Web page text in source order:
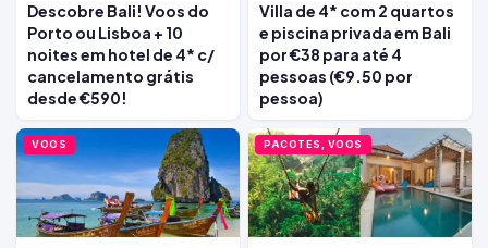
Descobre Bali! Voos do
Porto ou Lisboa + 10
noites em hotel de 4* c/
cancelamento grátis
desde €590!
Villa de 4* com 2 quartos
e piscina privada em Bali
por €38 para até 4
pessoas (€9.50 por
pessoa)
VOOS PACOTES, VOOS